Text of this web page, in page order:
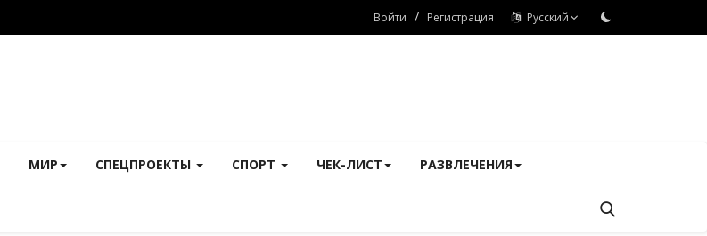
Войти / Регистрация Русский
МИР СПЕЦПРОЕКТЫ СПОРТ ЧЕК-ЛИСТ РАЗВЛЕЧЕНИЯ